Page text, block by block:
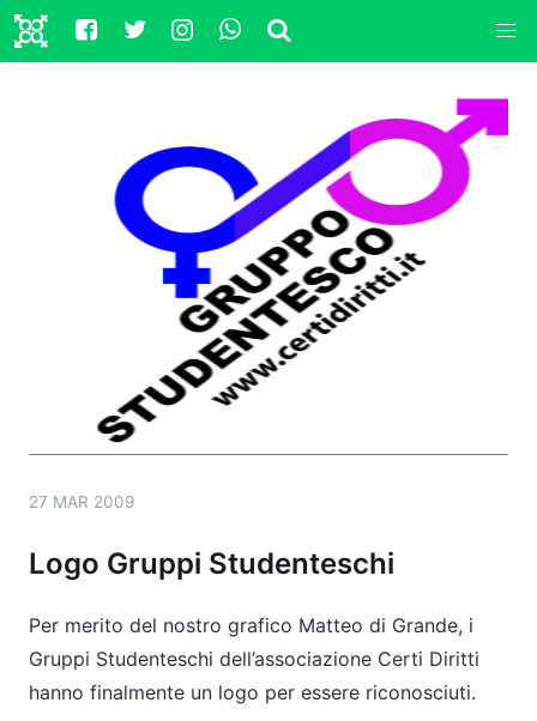
27 MAR 2009
Logo Gruppi Studenteschi
Per merito del nostro grafico Matteo di Grande, i
Gruppi Studenteschi dell’associazione Certi Diritti
hanno finalmente un logo per essere riconosciuti.